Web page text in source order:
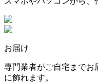
お届け
専門業者がご自宅までお
に飾れます。